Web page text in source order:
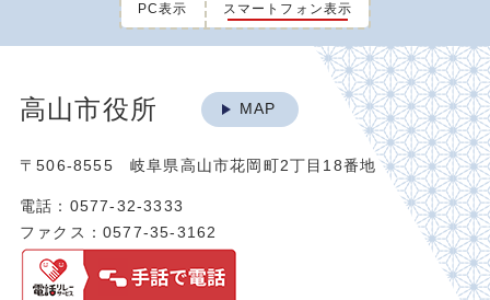
PC表示 スマートフォン表示
高山市役所 MAP
〒506-8555 岐阜県高山市花岡町2丁目18番地
電話：0577-32-3333
ファクス：0577-35-3162